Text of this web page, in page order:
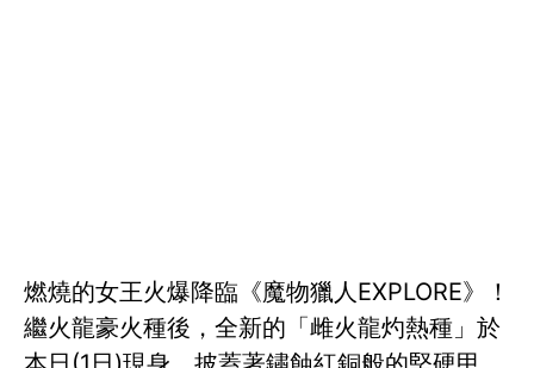
燃燒的女王火爆降臨《魔物獵人EXPLORE》！
繼火龍豪火種後，全新的「雌火龍灼熱種」於